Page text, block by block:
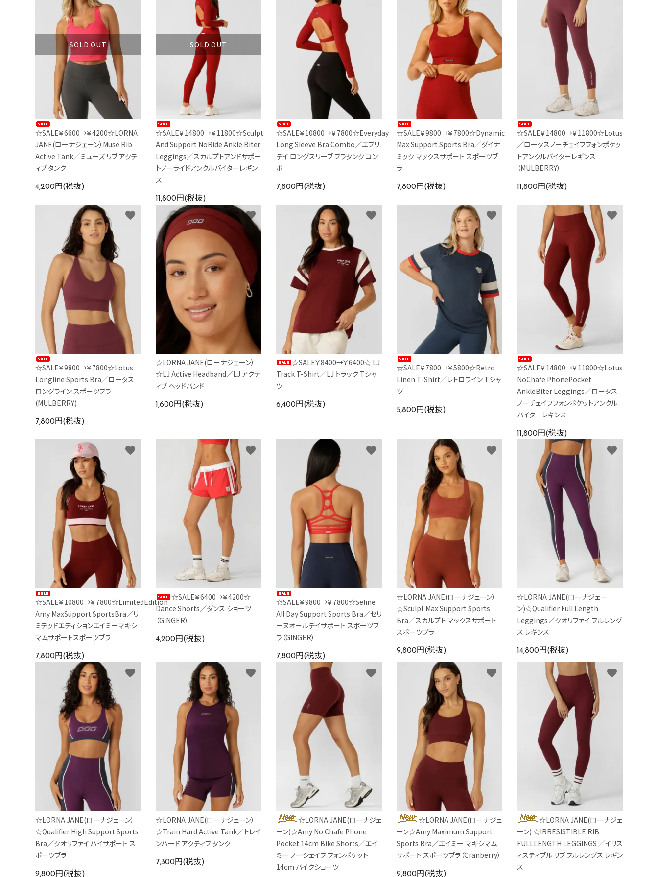
INFORMATIOM
SOLD OUT
☆SALE￥6600→￥4200☆LORNA
JANE(ローナジェーン）Muse Rib
Active Tank／ミューズ リブ アクテ
ィブ タンク
4,200円(税抜)
SOLD OUT
☆SALE￥14800→￥11800☆Sculpt
And Support NoRide Ankle Biter
Leggings／スカルプトアンドサポー
トノーライドアンクルバイターレギン
ス
11,800円(税抜)
☆SALE￥10800→￥7800☆Everyday
Long Sleeve Bra Combo／エブリ
デイ ロングスリーブ ブラタンク コン
ボ
7,800円(税抜)
☆SALE￥9800→￥7800☆Dynamic
Max Support Sports Bra／ダイナ
ミック マックスサポート スポーツブ
ラ
7,800円(税抜)
☆SALE￥14800→￥
／ロータスノーチェイフフォンポケッ
トアンクルバイターレギンス
（MULBERRY）
11,800円(税抜)
☆SALE￥9800→￥7800☆Lotus
Longline Sports Bra／ロータス
ロングライン スポーツブラ
(MULBERRY)
7,800円(税抜)
favorite
☆LORNA JANE(ローナジェーン）
☆LJ Active Headband／LJ アクテ
ィブ ヘッドバンド
1,600円(税抜)
favorite
☆SALE￥8400→￥6400☆ LJ
Track T-Shirt／LJ トラック Tシャ
ツ
6,400円(税抜)
favorite
☆SALE￥7800→￥5800☆Retro
Linen T-Shirt／レトロライン Tシャ
ツ
5,800円(税抜)
favorite
☆SALE￥14800→￥11800☆Lotus
NoChafe PhonePocket
AnkleBiter Leggings／ロータス
ノーチェイフフォンポケットアンクル
バイターレギンス
11,800円(税抜)
favorite
☆SALE￥10800→￥7800☆LimitedEdition
Amy MaxSupport SportsBra／リ
ミテッドエディションエイミーマキシ
マムサポートスポーツブラ
7,800円(税抜)
favorite
☆SALE￥6400→￥4200☆
Dance Shorts／ダンス ショーツ
（GINGER）
4,200円(税抜)
favorite
☆SALE￥9800→￥7800☆Seline
All Day Support Sports Bra／セリ
ーヌオールデイサポート スポーツブ
ラ（GINGER）
7,800円(税抜)
favorite
☆LORNA JANE(ローナジェーン）
☆Sculpt Max Support Sports
Bra／スカルプト マックスサポート
スポーツブラ
9,800円(税抜)
favorite
☆LORNA JANE(ローナジェー
ン)☆Qualifier Full Length
Leggings／クオリファイ フルレング
ス レギンス
14,800円(税抜)
favorite
☆LORNA JANE(ローナジェーン）
☆Qualifier High Support Sports
Bra／クオリファイ ハイサポート ス
ポーツブラ
9,800円(税抜)
favorite
☆LORNA JANE(ローナジェーン）
☆Train Hard Active Tank／トレイ
ンハード アクティブ タンク
7,300円(税抜)
favorite
☆LORNA JANE(ローナジェ
ーン)☆Amy No Chafe Phone
Pocket 14cm Bike Shorts／エイ
ミー ノーシェイフ フォンポケット
14cm バイクショーツ
favorite
☆LORNA JANE(ローナジェ
ーン☆Amy Maximum Support
Sports Bra／エイミー マキシマム
サポート スポーツブラ（Cranberry）
9,800円(税抜)
favorite
☆LORNA JANE(ローナジェ
ーン) ☆IRRESISTIBLE RIB
FULLLENGTH LEGGINGS ／イリス
ィスティブル リブ フルレングス レギン
ス
favorite